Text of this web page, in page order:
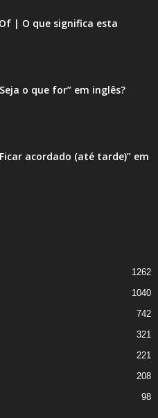
| O que significa esta
o que for” em inglês?
acordado (até tarde)” em
1262
1040
742
321
221
208
98